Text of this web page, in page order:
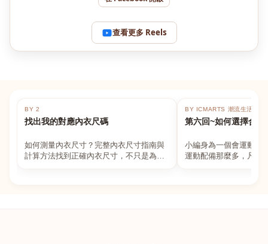
查看更多 Reels
BY 2
找出我的對應內衣尺碼
如何測量內衣尺寸？完整內衣尺寸指南與
計算方法找到正確內衣尺寸，不只是為了
BY ICMARTS 潮流生活百貨
第六回~如何選擇合適
小編身為一個會運動的
運動配備那麼多，凡舉